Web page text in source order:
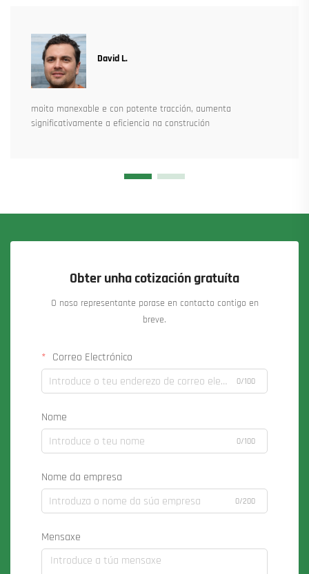
David L.
moito manexable e con potente tracción, aumenta
significativamente a eficiencia na construción
Obter unha cotización gratuíta
O noso representante porase en contacto contigo en
breve.
Correo Electrónico
0/100
Nome
0/100
Nome da empresa
0/200
Mensaxe